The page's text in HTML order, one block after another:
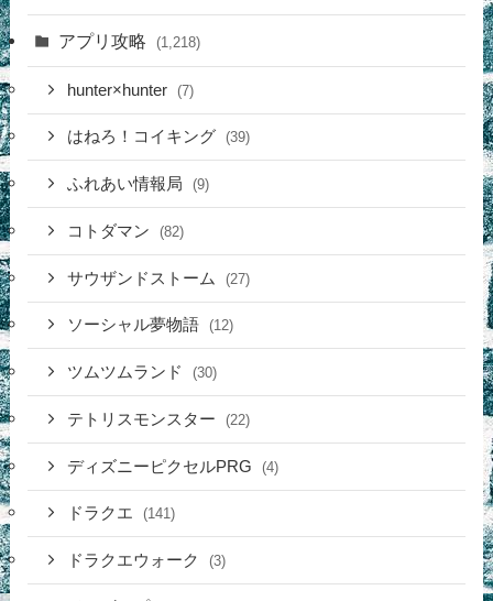
アプリ攻略 (1,218)
hunter×hunter (7)
はねろ！コイキング (39)
ふれあい情報局 (9)
コトダマン (82)
サウザンドストーム (27)
ソーシャル夢物語 (12)
ツムツムランド (30)
テトリスモンスター (22)
ディズニーピクセルPRG (4)
ドラクエ (141)
ドラクエウォーク (3)